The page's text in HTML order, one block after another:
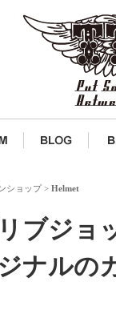
ショップ> Helmet
ブジョ
ナルの